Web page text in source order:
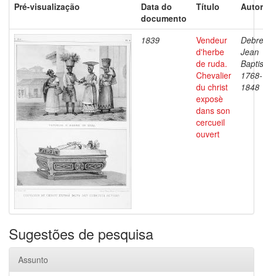
Pré-visualização
Data do
documento
Título
1839
Vendeur
d'herbe
de ruda.
Chevalier
du christ
exposè
dans son
cercueil
ouvert
Jean
1768-
1848
Sugestões de pesquisa
Assunto